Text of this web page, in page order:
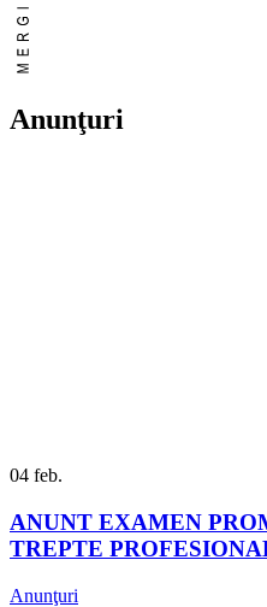
Anunţuri
04 feb.
ANUNT EXAMEN
TREPTE
Anunţuri